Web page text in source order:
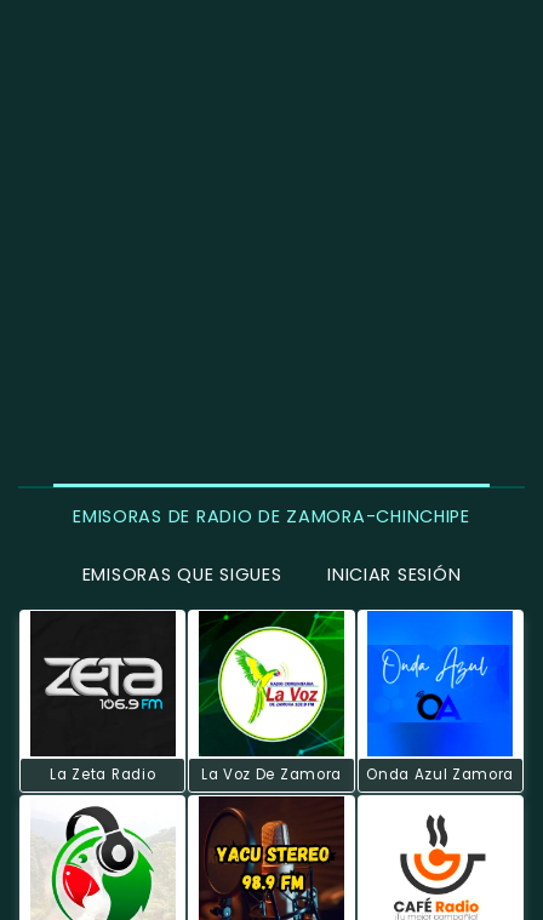
EMISORAS DE RADIO DE ZAMORA-CHINCHIPE
EMISORAS QUE SIGUES INICIAR SESIÓN
La Zeta Radio La Voz De Zamora Onda Azul Zamora